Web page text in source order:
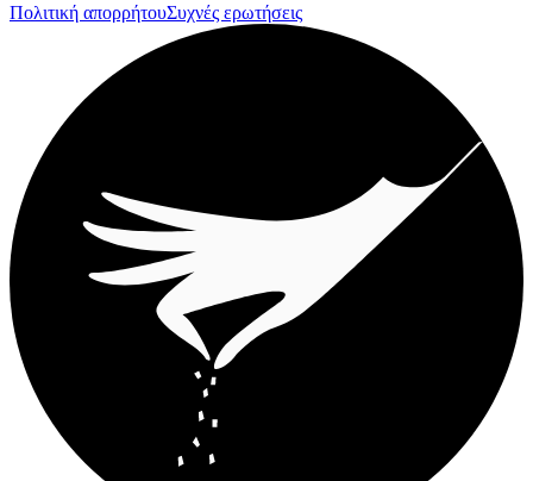
Πολιτική απορρήτουΣυχνές ερωτήσεις